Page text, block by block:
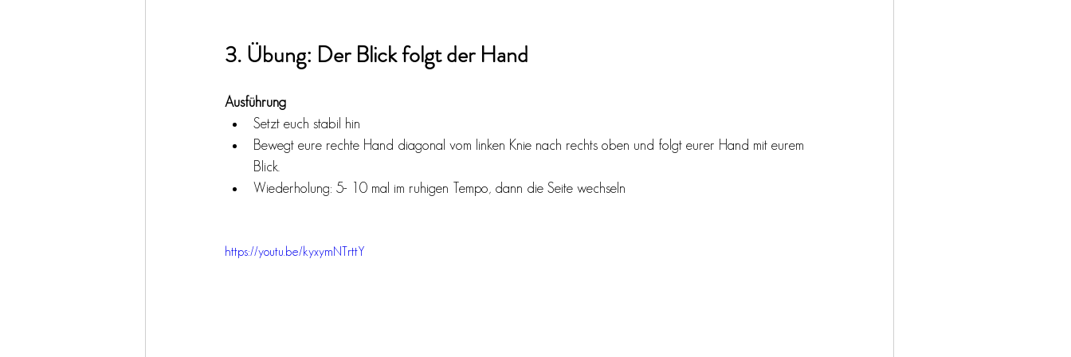
3. Übung: Der Blick folgt der Hand
Ausführung
Setzt euch stabil hin
Bewegt eure rechte Hand diagonal vom linken Knie nach rechts oben und folgt eurer Hand mit eurem
Blick.
Wiederholung: 5- 10 mal im ruhigen Tempo, dann die Seite wechseln
https://youtu.be/kyxymNTrttY